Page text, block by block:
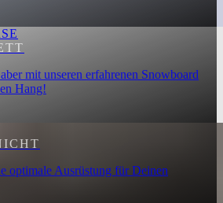
mit unseren erfahrenen Snowboard
Hang!
optimale Ausrüstung für Deinen